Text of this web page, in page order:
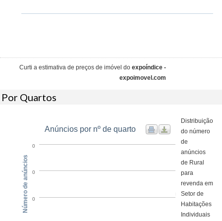
Curti a estimativa de preços de imóvel do expoíndice -
expoimovel.com
Por Quartos
Anúncios por nº de quarto
0
0
0
Número de anúncios
Distribuição
do número
de
anúncios
de Rural
para
revenda em
Setor de
Habitações
Individuais